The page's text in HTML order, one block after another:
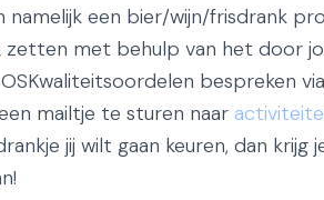
namelijk een bier/wijn/frisdrank
zetten met behulp van het door
bespreken
mailtje te sturen naar
jij wilt gaan keuren, dan krijg